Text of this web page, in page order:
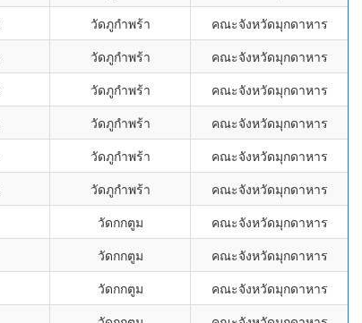
วัดภูกำพร้า
คณะจังหวัดมุกดาหาร
วัดภูกำพร้า
คณะจังหวัดมุกดาหาร
วัดภูกำพร้า
คณะจังหวัดมุกดาหาร
วัดภูกำพร้า
คณะจังหวัดมุกดาหาร
วัดภูกำพร้า
คณะจังหวัดมุกดาหาร
วัดภูกำพร้า
คณะจังหวัดมุกดาหาร
วัดกกตูม
คณะจังหวัดมุกดาหาร
วัดกกตูม
คณะจังหวัดมุกดาหาร
วัดกกตูม
คณะจังหวัดมุกดาหาร